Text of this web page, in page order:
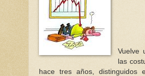
Vuelve
las
hace tres años, distinguidos